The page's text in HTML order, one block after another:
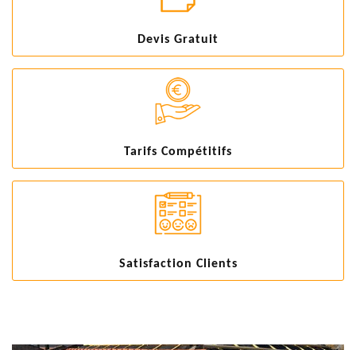
Devis Gratuit
Tarifs Compétitifs
Satisfaction Clients